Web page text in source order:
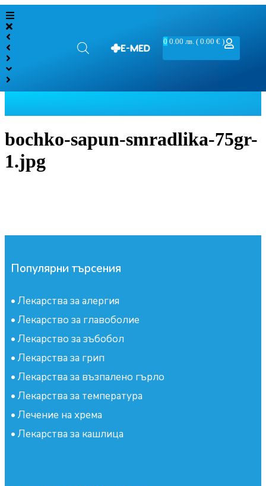
0 0.00лв. ( 0.00 € )
bochko-sapun-smradlika-75gr-
1.jpg
Популярни търсения
• Лекарства за алергия
• Лекарство за главоболие
• Лекарство за зъбобол
• Лекарства за грип
• Лекарства за възпалено гърло
• Лекарства за температура
• Лечение на хрема
• Лекарства за кашлица